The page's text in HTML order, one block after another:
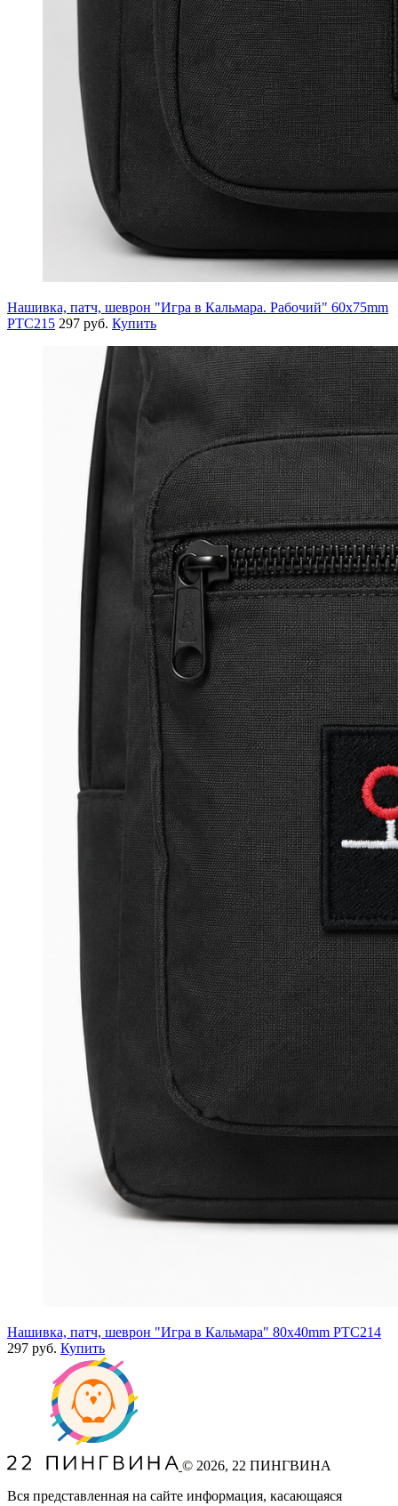
Нашивка, патч, шеврон "Игра в Кальмара. Рабочий" 60x75mm
PTC215 297 руб. Купить
Нашивка, патч, шеврон "Игра в Кальмара" 80x40mm PTC214
297 руб. Купить
© 2026, 22 ПИНГВИНА
Вся представленная на сайте информация, касающаяся